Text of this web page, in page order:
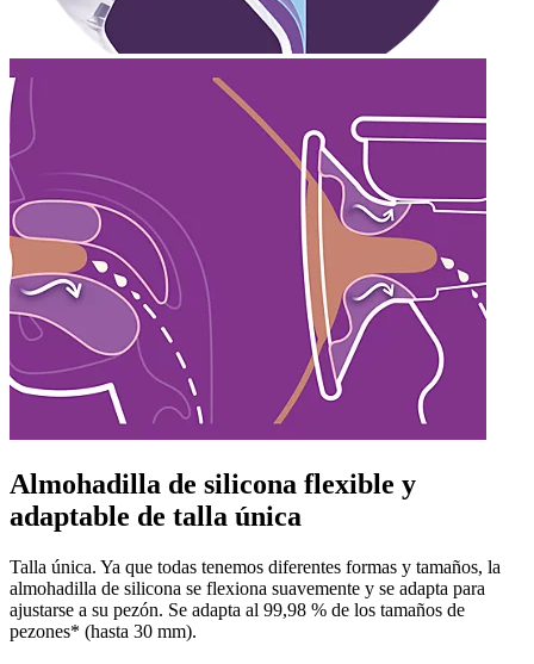
Almohadilla de silicona flexible y
adaptable de talla única
Talla única. Ya que todas tenemos diferentes formas y tamaños, la
almohadilla de silicona se flexiona suavemente y se adapta para
ajustarse a su pezón. Se adapta al 99,98 % de los tamaños de
pezones* (hasta 30 mm).